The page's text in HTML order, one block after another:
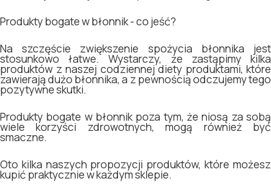
Produkty bogate w błonnik - co jeść?
Na szczęście zwiększenie spożycia błonnika jest
stosunkowo łatwe. Wystarczy, że zastąpimy kilka
produktów z naszej codziennej diety produktami, które
zawierają dużo błonnika, a z pewnością odczujemy tego
pozytywne skutki.
Produkty bogate w błonnik poza tym, że niosą za sobą
wiele korzyści zdrowotnych, mogą również być
smaczne.
Oto kilka naszych propozycji produktów, które możesz
kupić praktycznie w każdym sklepie.